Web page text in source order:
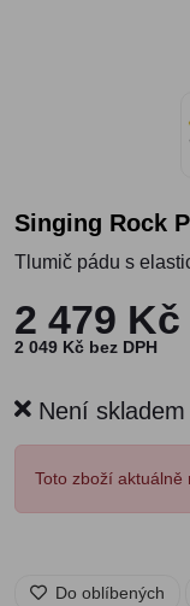
Singing Rock
Tlumič pádu s
2 479 Kč
2 049 Kč bez DPH
Není skladem
Toto zboží aktuálně
Do oblíbených